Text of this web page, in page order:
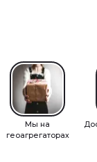
Мы на
геоагрегаторах